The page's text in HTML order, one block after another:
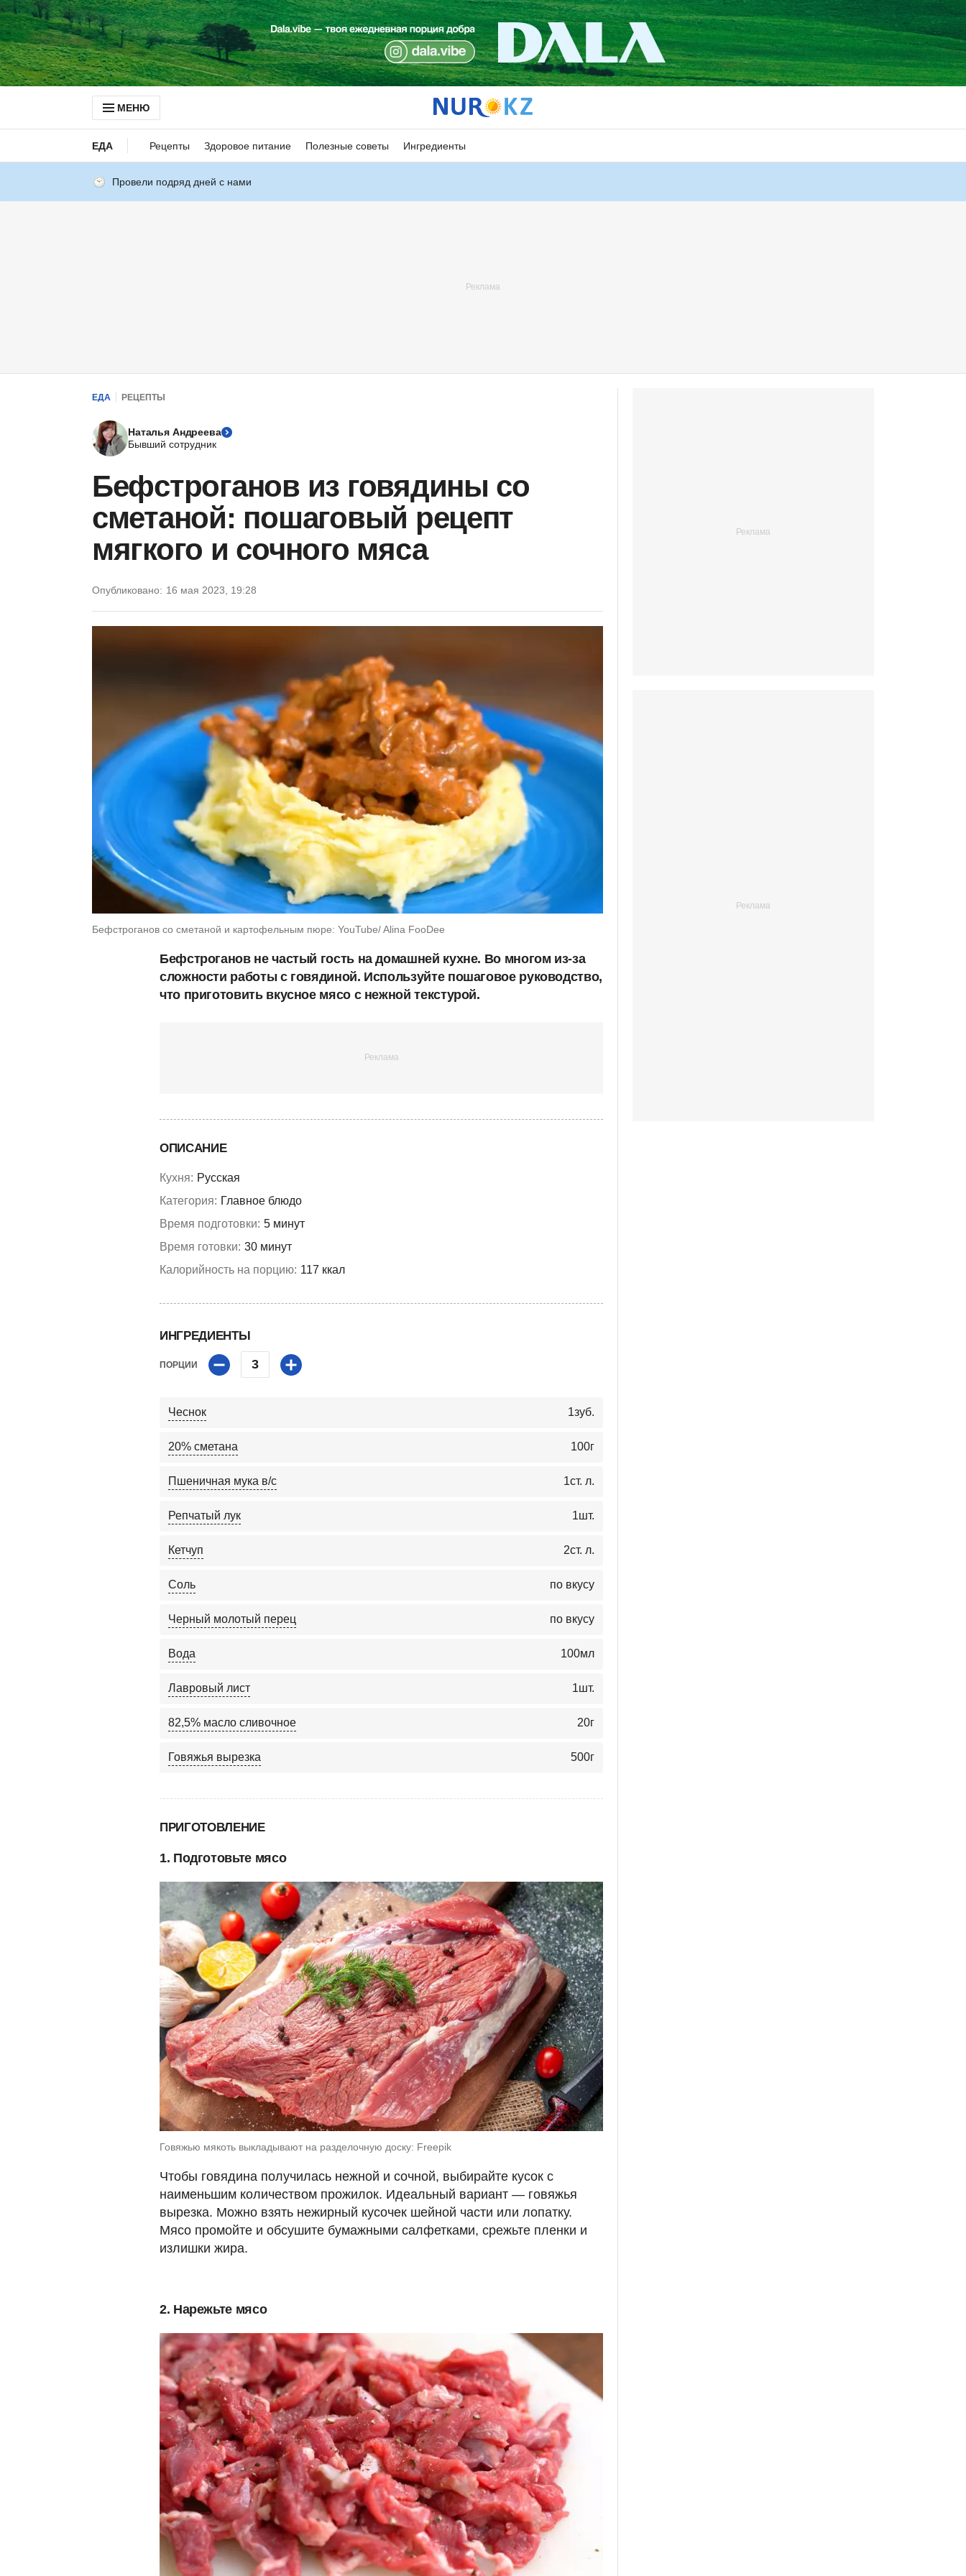
МЕНЮ
ЕДА Рецепты Здоровое питание Полезные советы Ингредиенты
Провели подряд дней с нами
ЕДА РЕЦЕПТЫ
Наталья Андреева
Бывший сотрудник
Бефстроганов из говядины со
сметаной: пошаговый рецепт
мягкого и сочного мяса
Опубликовано: 16 мая 2023, 19:28
Бефстроганов со сметаной и картофельным пюре: YouTube/ Alina FooDee
Бефстроганов не частый гость на домашней кухне. Во многом из-за
сложности работы с говядиной. Используйте пошаговое руководство,
что приготовить вкусное мясо с нежной текстурой.
ОПИСАНИЕ
Кухня: Русская
Категория: Главное блюдо
Время подготовки: 5 минут
Время готовки: 30 минут
Калорийность на порцию: 117 ккал
ИНГРЕДИЕНТЫ
ПОРЦИИ 3
Чеснок 1зуб.
20% сметана 100г
Пшеничная мука в/с 1ст. л.
Репчатый лук 1шт.
Кетчуп 2ст. л.
Соль по вкусу
Черный молотый перец по вкусу
Вода 100мл
Лавровый лист 1шт.
82,5% масло сливочное 20г
Говяжья вырезка 500г
ПРИГОТОВЛЕНИЕ
1. Подготовьте мясо
Говяжью мякоть выкладывают на разделочную доску: Freepik
Чтобы говядина получилась нежной и сочной, выбирайте кусок с
наименьшим количеством прожилок. Идеальный вариант — говяжья
вырезка. Можно взять нежирный кусочек шейной части или лопатку.
Мясо промойте и обсушите бумажными салфетками, срежьте пленки и
излишки жира.
2. Нарежьте мясо